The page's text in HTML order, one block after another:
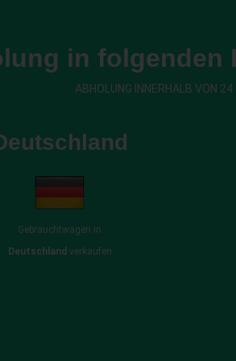
in folgenden
ABHOLUNG INNERHALB VON 24
Gebrauchtwagen in
Deutschland verkaufen